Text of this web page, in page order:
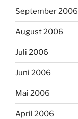
September 2006
August 2006
Juli 2006
Juni 2006
Mai 2006
April 2006